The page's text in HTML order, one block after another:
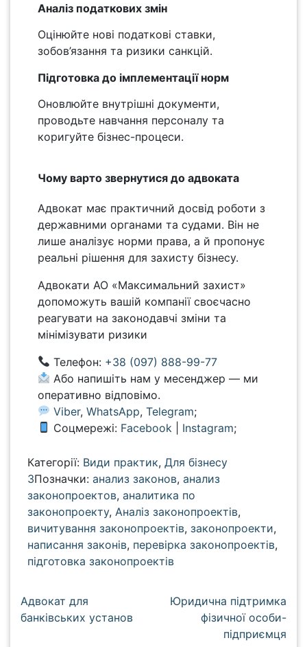
Аналіз податкових змін
Оцінюйте нові податкові ставки,
зобов’язання та ризики санкцій.
Підготовка до імплементації норм
Оновлюйте внутрішні документи,
проводьте навчання персоналу та
коригуйте бізнес-процеси.
Чому варто звернутися до адвоката
Адвокат має практичний досвід роботи з
державними органами та судами. Він не
лише аналізує норми права, а й пропонує
реальні рішення для захисту бізнесу.
Адвокати АО «Максимальний захист»
допоможуть вашій компанії своєчасно
реагувати на законодавчі зміни та
мінімізувати ризики
Телефон: +38 (097) 888-99-77
Або напишіть нам у месенджер — ми
оперативно відповімо.
Viber,WhatsApp,Telegram;
Соцмережі: Facebook Instagram;
Категорії: Види практик, Для бізнесу
3Позначки: анализ законов, анализ
законопроектов, аналитика по
законопроекту, Аналіз законопроектів,
вичитування законопроектів, законопроекти,
написання законів, перевірка законопроектів,
підготовка законопроектів
Н
а
Адвокат для
банківських установ
Юридична підтримка
фізичної особи-
підприємця